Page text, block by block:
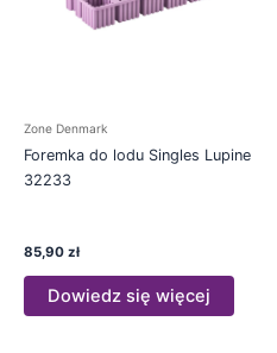
Zone Denmark
Foremka do lodu Singles Lupine
32233
85,90 zł
Dowiedz się więcej